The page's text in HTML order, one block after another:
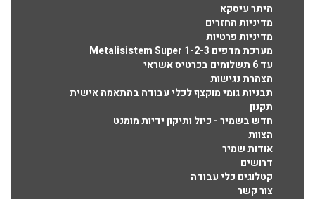
היתר עיסקא
מדיניות החזרים
מדיניות פרטיות
מערכת מדפים Metalisistem Super 1-2-3
עד 6 תשלומים בכרטיס אשראי
הצהרת נגישות
תבניות גומי מוקצף לכלי עבודה בהתאמה אישית
תקנון
חדש בשמיר - כיול ותיקון ידיות מומנט
הצוות
אודות שמיר
דרושים
קטלוגים כלי עבודה
צור קשר